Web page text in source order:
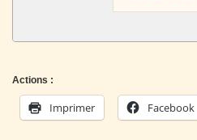
Actions :
Imprimer Facebook